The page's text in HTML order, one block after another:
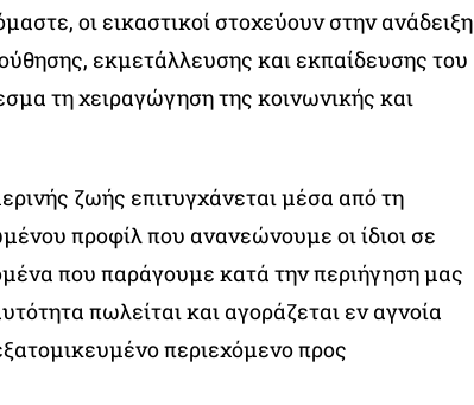
οι εικαστικοί στοχεύουν στην ανάδειξη
εκμετάλλευσης και εκπαίδευσης του
τη χειραγώγηση της κοινωνικής και
ζωής επιτυγχάνεται μέσα από τη
προφίλ που ανανεώνουμε οι ίδιοι σε
που παράγουμε κατά την περιήγηση μας
πωλείται και αγοράζεται εν αγνοία
περιεχόμενο προς